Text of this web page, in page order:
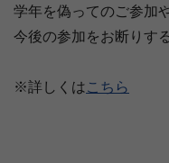
学年を偽ってのご参加
今後の参加をお断りす
※詳しくはこちら